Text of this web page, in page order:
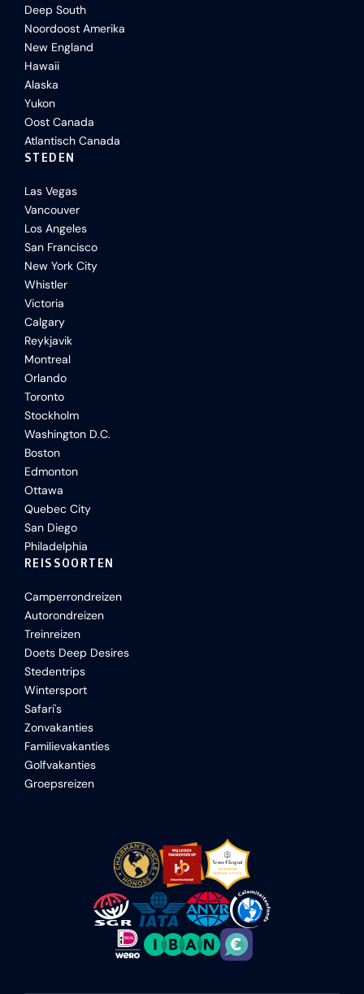
Deep South
Noordoost Amerika
New England
Hawaii
Alaska
Yukon
Oost Canada
Atlantisch Canada
STEDEN
Las Vegas
Vancouver
Los Angeles
San Francisco
New York City
Whistler
Victoria
Calgary
Reykjavik
Montreal
Orlando
Toronto
Stockholm
Washington D.C.
Boston
Edmonton
Ottawa
Quebec City
San Diego
Philadelphia
REISSOORTEN
Camperrondreizen
Autorondreizen
Treinreizen
Doets Deep Desires
Stedentrips
Wintersport
Safari's
Zonvakanties
Familievakanties
Golfvakanties
Groepsreizen